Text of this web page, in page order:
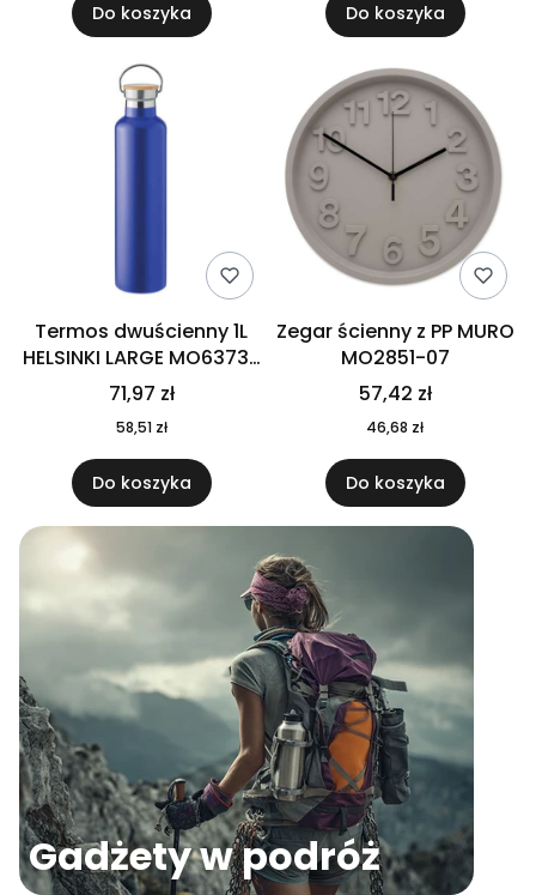
Do koszyka Do koszyka
Termos dwuścienny 1L
HELSINKI LARGE MO6373-
04
71,97 zł
58,51 zł
Do koszyka
Zegar ścienny z PP MURO
MO2851-07
57,42 zł
46,68 zł
Do koszyka
Gadżety w podróż